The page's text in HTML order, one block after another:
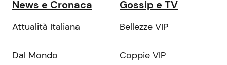
News e Cronaca
Attualità Italiana
Dal Mondo
Gossip e TV
Bellezze VIP
Coppie VIP